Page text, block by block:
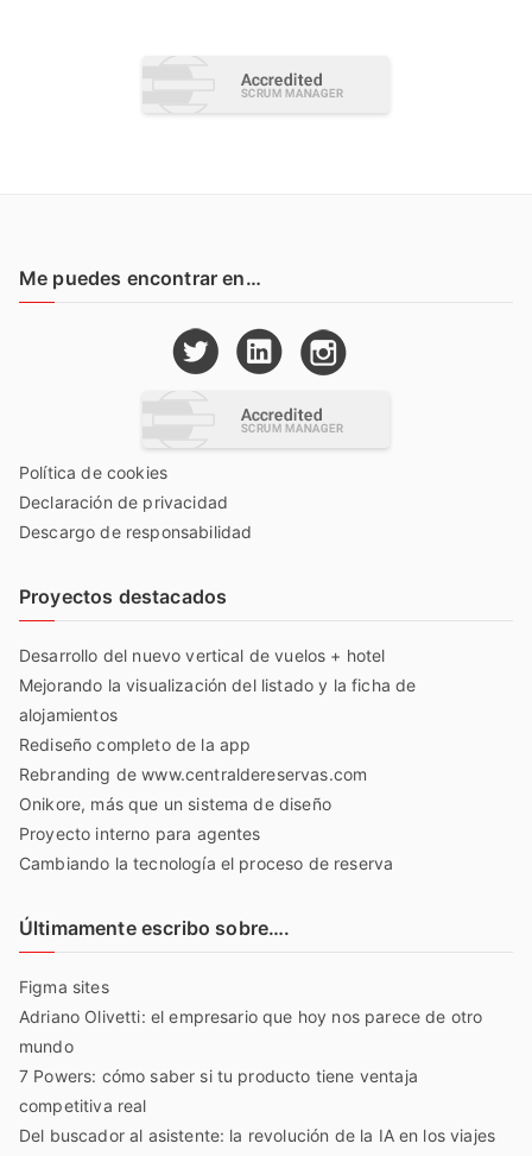
Me puedes encontrar en…
Política de cookies
Declaración de privacidad
Descargo de responsabilidad
Proyectos destacados
Desarrollo del nuevo vertical de vuelos + hotel
Mejorando la visualización del listado y la ficha de
alojamientos
Rediseño completo de la app
Rebranding de www.centraldereservas.com
Onikore, más que un sistema de diseño
Proyecto interno para agentes
Cambiando la tecnología el proceso de reserva
Últimamente escribo sobre….
Figma sites
Adriano Olivetti: el empresario que hoy nos parece de otro
mundo
7 Powers: cómo saber si tu producto tiene ventaja
competitiva real
Del buscador al asistente: la revolución de la IA en los viajes